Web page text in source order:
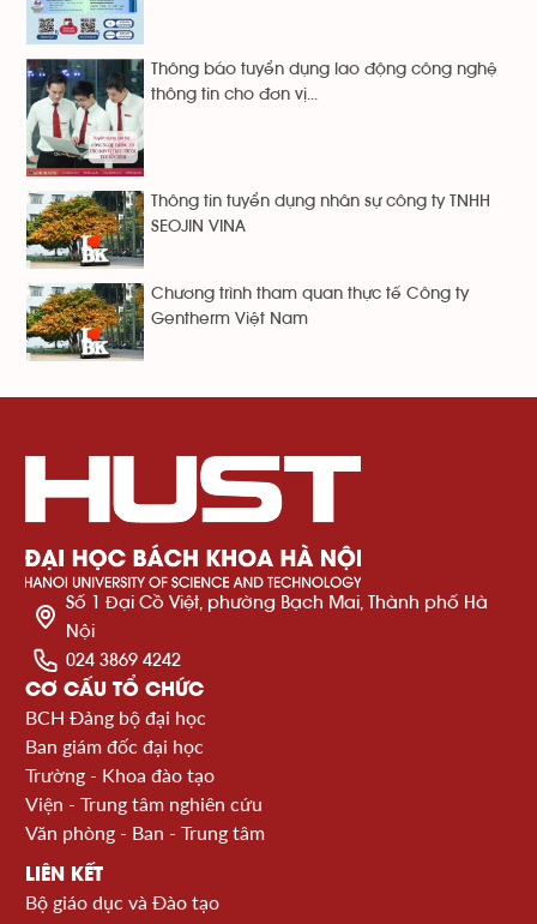
Thông báo tuyển dụng lao động công nghệ
thông tin cho đơn vị...
Thông tin tuyển dụng nhân sự công ty TNHH
SEOJIN VINA
Chương trình tham quan thực tế Công ty
Gentherm Việt Nam
Số 1 Đại Cồ Việt, phường Bạch Mai, Thành phố Hà
Nội
024 3869 4242
CƠ CẤU TỔ CHỨC
BCH Đảng bộ đại học
Ban giám đốc đại học
Trường - Khoa đào tạo
Viện - Trung tâm nghiên cứu
Văn phòng - Ban - Trung tâm
LIÊN KẾT
Bộ giáo dục và Đào tạo